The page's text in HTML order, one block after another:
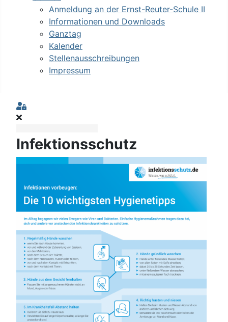
Anmeldung an der Ernst-Reuter-Schule II
Informationen und Downloads
Ganztag
Kalender
Stellenausschreibungen
Impressum
Sign In
Infektionsschutz